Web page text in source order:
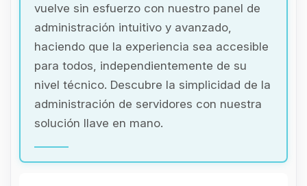
vuelve sin esfuerzo con nuestro panel de
administración intuitivo y avanzado,
haciendo que la experiencia sea accesible
para todos, independientemente de su
nivel técnico. Descubre la simplicidad de la
administración de servidores con nuestra
solución llave en mano.